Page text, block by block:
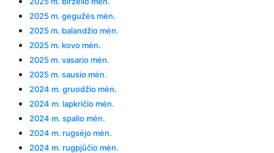
2025 m. gegužės mėn.
2025 m. balandžio mėn.
2025 m. kovo mėn.
2025 m. vasario mėn.
2025 m. sausio mėn.
2024 m. gruodžio mėn.
2024 m. lapkričio mėn.
2024 m. spalio mėn.
2024 m. rugsėjo mėn.
2024 m. rugpjūčio mėn.